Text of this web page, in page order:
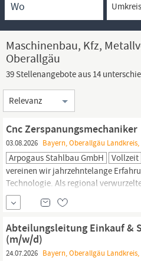
Maschinenbau, Kfz,
Oberallgäu
39 Stellenangebote aus 14
Sortierung
Cnc Zerspanungsmechaniker
03.08.2026 Bayern, Oberallgäu Landkreis,
Arpogaus Stahlbau GmbH Vollzeit
vereinen wir jahrzehntelange
Technologie. Als regional
Lieferant von hochwertigen
Maschinenbau.Zur Verstärkung
(m/w/d).
Abteilungsleitung Einkauf &
(m/w/d)
24.07.2026 Bayern, Oberallgäu Landkreis,